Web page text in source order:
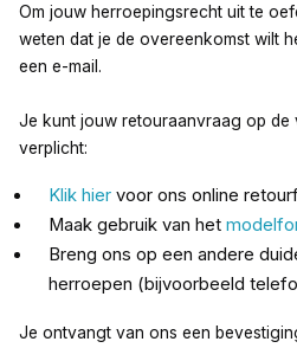
Om jouw herroepingsrecht uit te
weten dat je de overeenkomst wilt
een e-mail.
Je kunt jouw retouraanvraag op de
verplicht:
Klik hier voor ons online
Maak gebruik van het
Breng ons op een andere
herroepen (bijvoorbeeld
Je ontvangt van ons een